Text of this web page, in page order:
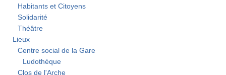
Habitants et Citoyens
Solidarité
Théâtre
Lieux
Centre social de la Gare
Ludothèque
Clos de l'Arche